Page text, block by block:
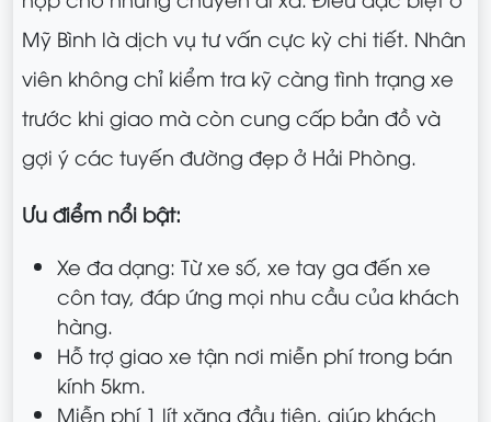
Mỹ Bình là dịch vụ tư vấn cực kỳ chi tiết. Nhân
viên không chỉ kiểm tra kỹ càng tình trạng xe
trước khi giao mà còn cung cấp bản đồ và
gợi ý các tuyến đường đẹp ở Hải Phòng.
Ưu điểm nổi bật:
Xe đa dạng: Từ xe số, xe tay ga đến xe
côn tay, đáp ứng mọi nhu cầu của khách
hàng.
Hỗ trợ giao xe tận nơi miễn phí trong bán
kính 5km.
Miễn phí 1 lít xăng đầu tiên, giúp khách